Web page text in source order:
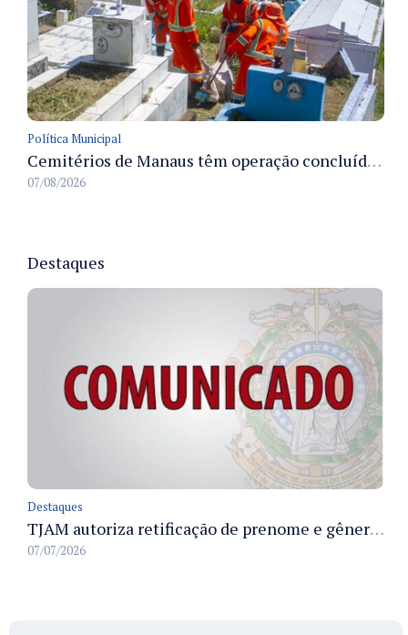
Política Municipal
Cemitérios de Manaus têm operação concluída e estrutura pronta para receber famílias no Dia dos Pais
07/08/2026
Destaques
Destaques
TJAM autoriza retificação de prenome e gênero em registros civis na Comarca de Benjamin Constant
07/07/2026